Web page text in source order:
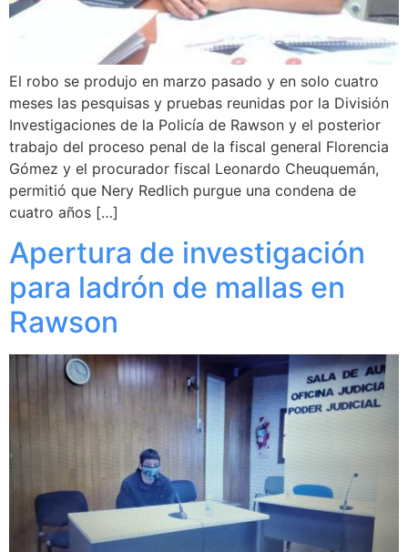
El robo se produjo en marzo pasado y en solo cuatro
meses las pesquisas y pruebas reunidas por la División
Investigaciones de la Policía de Rawson y el posterior
trabajo del proceso penal de la fiscal general Florencia
Gómez y el procurador fiscal Leonardo Cheuquemán,
permitió que Nery Redlich purgue una condena de
cuatro años […]
Apertura de investigación
para ladrón de mallas en
Rawson